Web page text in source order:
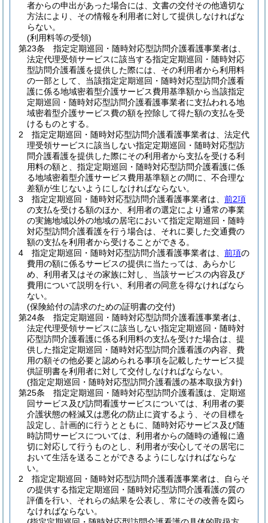
者からの申出があった場合には、文書の交付その他適切な
方法により、その情報を利用者に対して提供しなければな
らない。
(利用料等の受領)
第23条
指定定期巡回・随時対応型訪問介護看護事業者は、
法定代理受領サービスに該当する指定定期巡回・随時対応
型訪問介護看護を提供した際には、その利用者から利用料
の一部として、当該指定定期巡回・随時対応型訪問介護看
護に係る地域密着型介護サービス費用基準額から当該指定
定期巡回・随時対応型訪問介護看護事業者に支払われる地
域密着型介護サービス費の額を控除して得た額の支払を受
けるものとする。
2
指定定期巡回・随時対応型訪問介護看護事業者は、法定代
理受領サービスに該当しない指定定期巡回・随時対応型訪
問介護看護を提供した際にその利用者から支払を受ける利
用料の額と、指定定期巡回・随時対応型訪問介護看護に係
る地域密着型介護サービス費用基準額との間に、不合理な
差額が生じないようにしなければならない。
3
指定定期巡回・随時対応型訪問介護看護事業者は、 前2項
の支払を受ける額のほか、利用者の選定により通常の事業
の実施地域以外の地域の居宅において指定定期巡回・随時
対応型訪問介護看護を行う場合は、それに要した交通費の
額の支払を利用者から受けることができる。
4
指定定期巡回・随時対応型訪問介護看護事業者は、 前項の
費用の額に係るサービスの提供に当たっては、あらかじ
め、利用者又はその家族に対し、当該サービスの内容及び
費用について説明を行い、利用者の同意を得なければなら
ない。
(保険給付の請求のための証明書の交付)
第24条
指定定期巡回・随時対応型訪問介護看護事業者は、
法定代理受領サービスに該当しない指定定期巡回・随時対
応型訪問介護看護に係る利用料の支払を受けた場合は、提
供した指定定期巡回・随時対応型訪問介護看護の内容、費
用の額その他必要と認められる事項を記載したサービス提
供証明書を利用者に対して交付しなければならない。
(指定定期巡回・随時対応型訪問介護看護の基本取扱方針)
第25条
指定定期巡回・随時対応型訪問介護看護は、定期巡
回サービス及び訪問看護サービスについては、利用者の要
介護状態の軽減又は悪化の防止に資するよう、その目標を
設定し、計画的に行うとともに、随時対応サービス及び随
時訪問サービスについては、利用者からの随時の通報に適
切に対応して行うものとし、利用者が安心してその居宅に
おいて生活を送ることができるようにしなければならな
い。
2
指定定期巡回・随時対応型訪問介護看護事業者は、自らそ
の提供する指定定期巡回・随時対応型訪問介護看護の質の
評価を行い、それらの結果を公表し、常にその改善を図ら
なければならない。